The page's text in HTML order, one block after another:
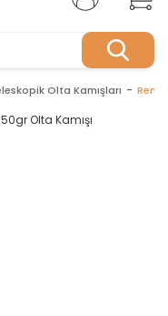
Olta Kamışları